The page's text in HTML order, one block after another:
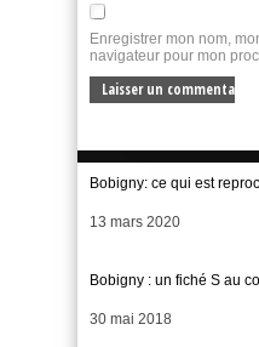
Enregistrer mon nom,
navigateur pour mon
Bobigny: ce qui est
Date
13 mars 2020
Bobigny : un fiché S au
Date
30 mai 2018